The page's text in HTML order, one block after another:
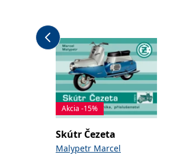
Akcia -15%
Skútr Čezeta
Malypetr Marcel